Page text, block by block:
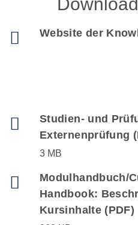
Website der
Studien- und
Externenprüfung
3 MB
Modulhandbuch/
Handbook:
Kursinhalte (PDF)